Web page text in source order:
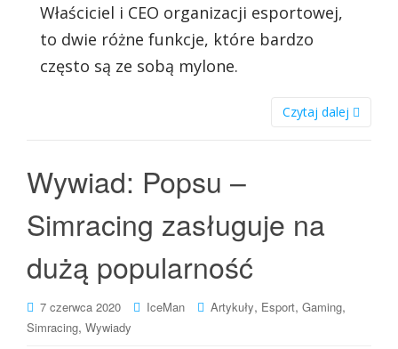
Właściciel i CEO organizacji esportowej,
to dwie różne funkcje, które bardzo
często są ze sobą mylone.
Czytaj dalej
Wywiad: Popsu –
Simracing zasługuje na
dużą popularność
7 czerwca 2020 IceMan Artykuły, Esport, Gaming,
Simracing, Wywiady